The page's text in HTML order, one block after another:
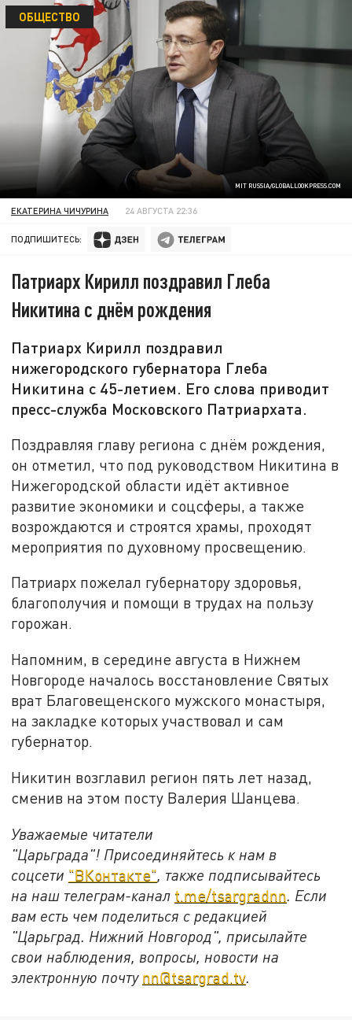
MIT RUSSIA/GLOBALLOOKPRESS.COM
ОБЩЕСТВО
ЕКАТЕРИНА ЧИЧУРИНА 24 АВГУСТА 22:36
ПОДПИШИТЕСЬ:
Патриарх Кирилл поздравил Глеба
Никитина с днём рождения
Патриарх Кирилл поздравил
нижегородского губернатора Глеба
Никитина с 45-летием. Его слова приводит
пресс-служба Московского Патриархата.
Поздравляя главу региона с днём рождения,
он отметил, что под руководством Никитина в
Нижегородской области идёт активное
развитие экономики и соцсферы, а также
возрождаются и строятся храмы, проходят
мероприятия по духовному просвещению.
Патриарх пожелал губернатору здоровья,
благополучия и помощи в трудах на пользу
горожан.
Напомним, в середине августа в Нижнем
Новгороде началось восстановление Святых
врат Благовещенского мужского монастыря,
на закладке которых участвовал и сам
губернатор.
Никитин возглавил регион пять лет назад,
сменив на этом посту Валерия Шанцева.
Уважаемые читатели
"Царьграда"! Присоединяйтесь к нам в
соцсети "ВКонтакте" , также подписывайтесь
на наш телеграм-канал t.me/tsargradnn . Если
вам есть чем поделиться с редакцией
"Царьград. Нижний Новгород", присылайте
свои наблюдения, вопросы, новости на
электронную почту nn@tsargrad.tv